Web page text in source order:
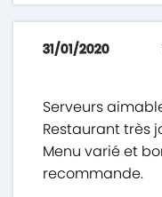
31/01/2020
Serveurs
Restaurant très
Menu varié et
recommande.